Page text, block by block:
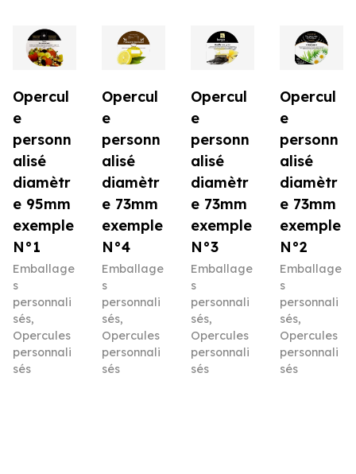
Opercul
e
personn
alisé
diamètr
e 95mm
exemple
N°1
Emballage
s
personnali
sés,
Opercules
personnali
sés
Opercul
e
personn
alisé
diamètr
e 73mm
exemple
N°4
Emballage
s
personnali
sés,
Opercules
personnali
sés
Opercul
e
personn
alisé
diamètr
e 73mm
exemple
N°3
Emballage
s
personnali
sés,
Opercules
personnali
sés
Opercul
e
personn
alisé
diamètr
e 73mm
exemple
N°2
Emballage
s
personnali
sés,
Opercules
personnali
sés